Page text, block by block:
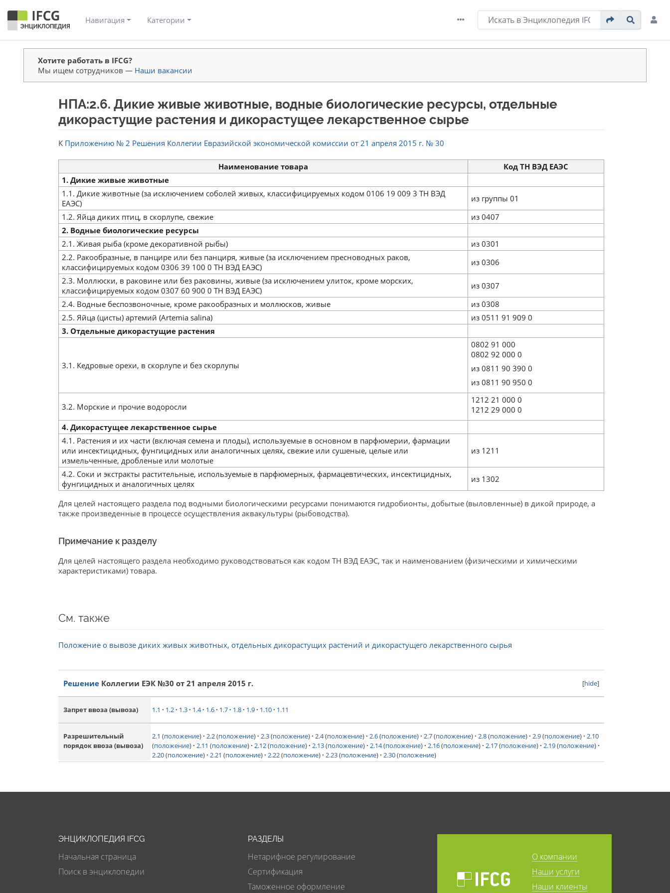
Навигация Категории
Хотите работать в IFCG?
Мы ищем сотрудников — Наши вакансии
НПА:2.6. Дикие живые животные, водные биологические ресурсы, отдельные
дикорастущие растения и дикорастущее лекарственное сырье
Перейти к:навигация,поиск
К Приложению № 2 Решения Коллегии Евразийской экономической комиссии от 21 апреля 2015 г. № 30
Наименование товара
Код ТН ВЭД ЕАЭС
1. Дикие живые животные
1.1. Дикие животные (за исключением соболей живых, классифицируемых кодом 0106 19 009 3 ТН ВЭД
ЕАЭС)
из группы 01
1.2. Яйца диких птиц, в скорлупе, свежие
из 0407
2. Водные биологические ресурсы
2.1. Живая рыба (кроме декоративной рыбы)
из 0301
2.2. Ракообразные, в панцире или без панциря, живые (за исключением пресноводных раков,
классифицируемых кодом 0306 39 100 0 ТН ВЭД ЕАЭС)
из 0306
2.3. Моллюски, в раковине или без раковины, живые (за исключением улиток, кроме морских,
классифицируемых кодом 0307 60 900 0 ТН ВЭД ЕАЭС)
из 0307
2.4. Водные беспозвоночные, кроме ракообразных и моллюсков, живые
из 0308
2.5. Яйца (цисты) артемий (Artemia salina)
из 0511 91 909 0
3. Отдельные дикорастущие растения
3.1. Кедровые орехи, в скорлупе и без скорлупы
0802 91 000
0802 92 000 0
из 0811 90 390 0
из 0811 90 950 0
3.2. Морские и прочие водоросли
1212 21 000 0
1212 29 000 0
4. Дикорастущее лекарственное сырье
4.1. Растения и их части (включая семена и плоды), используемые в основном в парфюмерии, фармации
или инсектицидных, фунгицидных или аналогичных целях, свежие или сушеные, целые или
измельченные, дробленые или молотые
из 1211
4.2. Соки и экстракты растительные, используемые в парфюмерных, фармацевтических, инсектицидных,
фунгицидных и аналогичных целях
из 1302
Для целей настоящего раздела под водными биологическими ресурсами понимаются гидробионты, добытые (выловленные) в дикой природе, а
также произведенные в процессе осуществления аквакультуры (рыбоводства).
Примечание к разделу
Для целей настоящего раздела необходимо руководствоваться как кодом ТН ВЭД ЕАЭС, так и наименованием (физическими и химическими
характеристиками) товара.
См. также
Положение о вывозе диких живых животных, отдельных дикорастущих растений и дикорастущего лекарственного сырья
[hide]
Решение Коллегии ЕЭК №30 от 21 апреля 2015 г.
Запрет ввоза (вывоза) 1.1 1.2 1.3 1.4 1.6 1.7 1.8 1.9 1.10 1.11
Разрешительный
порядок ввоза (вывоза)
2.1 (положение) 2.2(положение) 2.3(положение) 2.4(положение) 2.6(положение) 2.7(положение) 2.8(положение) 2.9(положение) 2.10
(положение) 2.11 (положение) 2.12(положение) 2.13(положение) 2.14(положение) 2.16(положение) 2.17(положение) 2.19(положение)
2.20(положение) 2.21 (положение) 2.22(положение) 2.23(положение) 2.30(положение)
ЭНЦИКЛОПЕДИЯ IFCG
Начальная страница
Поиск в энциклопедии
РАЗДЕЛЫ
Нетарифное регулирование
Сертификация
Таможенное оформление
О компании
Наши услуги
Наши клиенты